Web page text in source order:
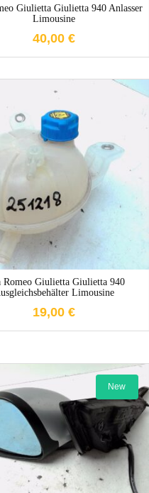
Giulietta Giulietta 940 Anlasser
Limousine
40,00 €
Giulietta Giulietta 940
Limousine
19,00 €
1-3 Werktage
New
1-3 Werktage